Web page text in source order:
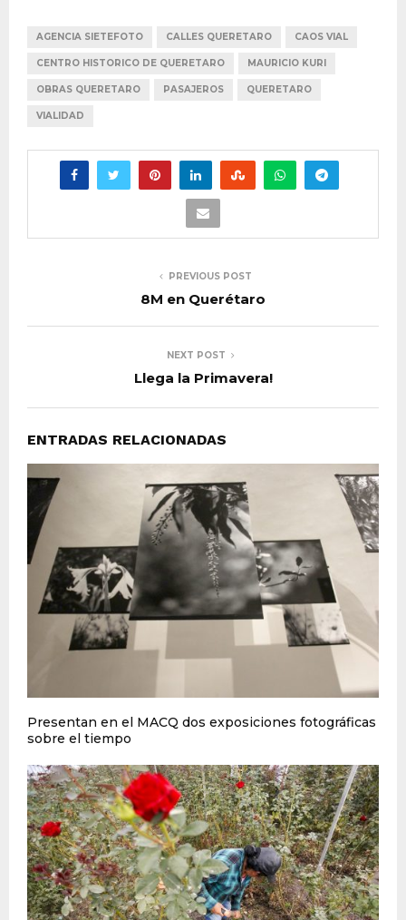
AGENCIA SIETEFOTO CALLES QUERETARO CAOS VIAL
CENTRO HISTORICO DE QUERETARO MAURICIO KURI
OBRAS QUERETARO PASAJEROS QUERETARO
VIALIDAD
PREVIOUS POST
8M en Querétaro
NEXT POST
Llega la Primavera!
ENTRADAS RELACIONADAS
Presentan en el MACQ dos exposiciones fotográficas
sobre el tiempo